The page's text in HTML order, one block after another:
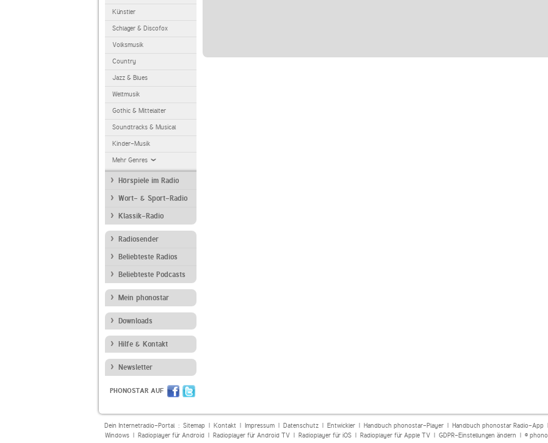
Künstler
Schlager & Discofox
Volksmusik
Country
Jazz & Blues
Weltmusik
Gothic & Mittelalter
Soundtracks & Musical
Kinder-Musik
Mehr Genres
Hörspiele im Radio
Wort- & Sport-Radio
Klassik-Radio
Radiosender
Beliebteste Radios
Beliebteste Podcasts
Mein phonostar
Downloads
Hilfe & Kontakt
Newsletter
PHONOSTAR AUF
Dein Internetradio-Portal : Sitemap| Kontakt| Impressum| Datenschutz| Entwickler| Handbuch phonostar-Player| Handbuch phonostar Radio-App|
Windows| Radioplayer für Android| Radioplayer für Android TV| Radioplayer für iOS| Radioplayer für Apple TV| GDPR-Einstellungen ändern | ©